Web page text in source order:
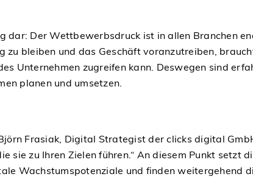
Der Wettbewerbsdruck ist in allen Branchen
bleiben und das Geschäft voranzutreiben,
Unternehmen zugreifen kann. Deswegen sind
planen und umsetzen.
Frasiak, Digital Strategist der clicks digital
zu Ihren Zielen führen.“ An diesem Punkt setzt
Wachstumspotenziale und finden weitergehend